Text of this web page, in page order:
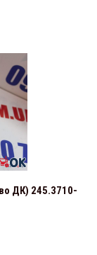
ДК) 245.3710-